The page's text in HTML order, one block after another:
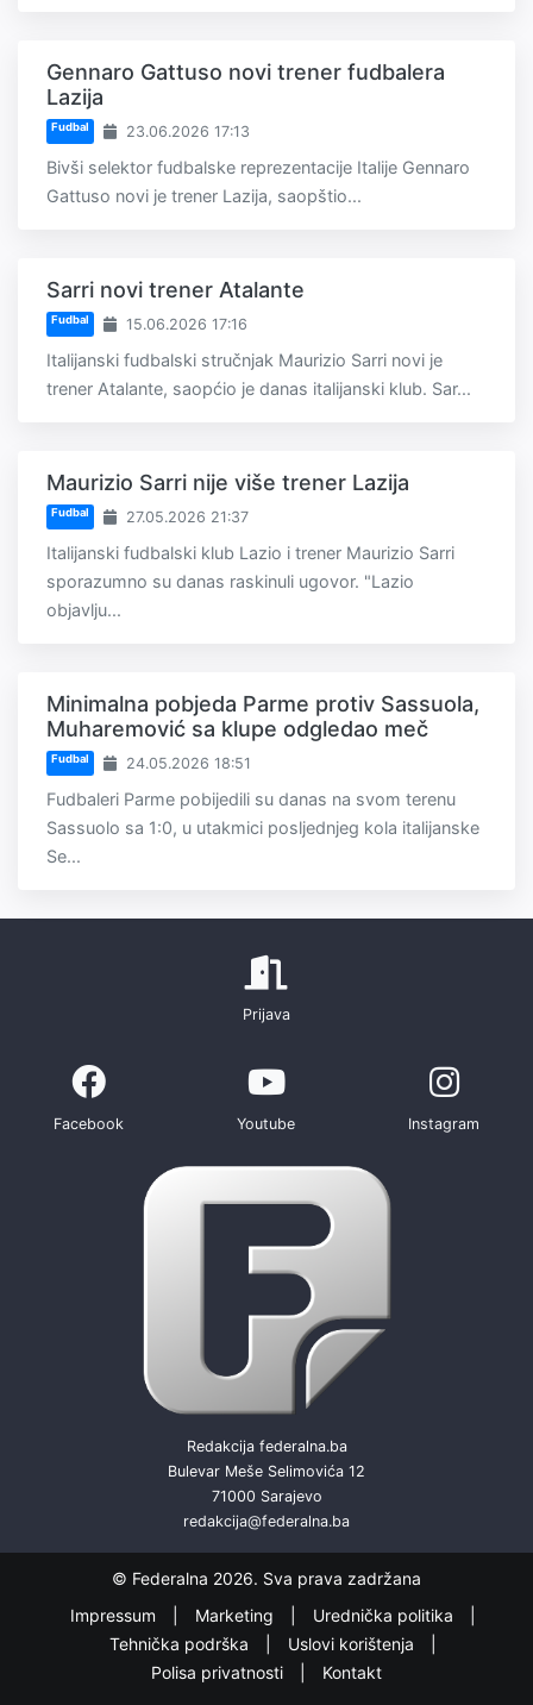
Gennaro Gattuso novi trener fudbalera
Lazija
Fudbal 23.06.2026 17:13
Bivši selektor fudbalske reprezentacije Italije Gennaro
Gattuso novi je trener Lazija, saopštio...
Sarri novi trener Atalante
Fudbal 15.06.2026 17:16
Italijanski fudbalski stručnjak Maurizio Sarri novi je
trener Atalante, saopćio je danas italijanski klub. Sar...
Maurizio Sarri nije više trener Lazija
Fudbal 27.05.2026 21:37
Italijanski fudbalski klub Lazio i trener Maurizio Sarri
sporazumno su danas raskinuli ugovor. "Lazio
objavlju...
Minimalna pobjeda Parme protiv Sassuola,
Muharemović sa klupe odgledao meč
Fudbal 24.05.2026 18:51
Fudbaleri Parme pobijedili su danas na svom terenu
Sassuolo sa 1:0, u utakmici posljednjeg kola italijanske
Se...
Prijava
Facebook Youtube Instagram
Redakcija federalna.ba
Bulevar Meše Selimovića 12
71000 Sarajevo
redakcija@federalna.ba
© Federalna 2026. Sva prava zadržana
Impressum
Marketing
Urednička politika
Tehnička podrška
Uslovi korištenja
Polisa privatnosti
Kontakt